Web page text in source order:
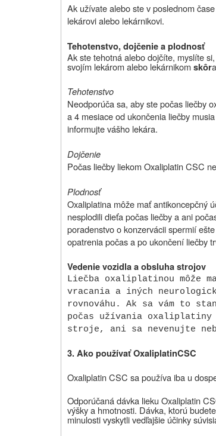
Ak užívate alebo ste v poslednom
lekárovi alebo lekárnikovi.
Tehotenstvo, dojčenie a plodnosť
Ak ste tehotná alebo dojčíte, myslíte
svojím lekárom alebo lekárnikomskôr
Tehotenstvo
Neodporúča sa, aby ste počas liečby
a 4 mesiace od ukončenia liečby
informujte vášho lekára.
Dojčenie
Počas liečby liekom Oxaliplatin CSC
Plodnosť
Oxaliplatina môže mať antikoncepčný
nesplodili dieťa počas liečby a ani
poradenstvo o konzervácii spermií
opatrenia počas a po ukončení liečby
Vedenie vozidla a obsluha strojov
Liečba oxaliplatinou môže
vracania a iných
rovnováhu. Ak sa vám to
počas užívania oxaliplatiny
stroje, ani sa nevenujte
3. Ako používať OxaliplatinCSC
Oxaliplatin CSC sa používa iba u
Odporúčaná dávka lieku Oxaliplatin
výšky a hmotnosti. Dávka, ktorú
minulosti vyskytli vedľajšie účinky